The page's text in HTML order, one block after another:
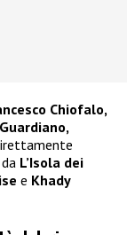
Chiofalo,
L’Isola dei
e Khady